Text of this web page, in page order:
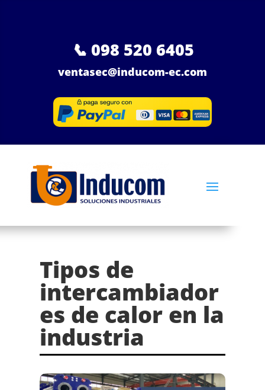
📞 098 520 6405
ventasec@inducom-ec.com
Tipos de
intercambiador
es de calor en la
industria